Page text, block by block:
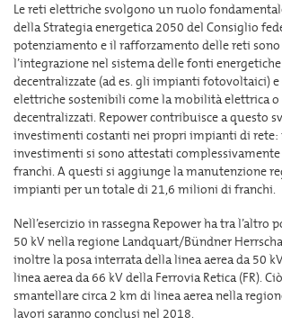
Le reti elettriche svolgono un ruolo
della Strategia energetica 2050 del Consiglio
potenziamento e il rafforzamento delle reti
l’integrazione nel sistema delle fonti
decentralizzate (ad es. gli impianti fotovoltaici)
elettriche sostenibili come la mobilità elettrica
decentralizzati. Repower contribuisce a questo
investimenti costanti nei propri impianti di rete:
investimenti si sono attestati
franchi. A questi si aggiunge la manutenzione
impianti per un totale di 21,6 milioni di franchi.
Nell’esercizio in rassegna Repower ha tra l’altro
50 kV nella regione Landquart/Bündner
inoltre la posa interrata della linea aerea da 50
linea aerea da 66 kV della Ferrovia Retica (FR).
smantellare circa 2 km di linea aerea nella
lavori saranno conclusi nel 2018.